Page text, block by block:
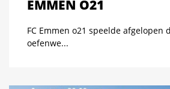
EMMEN O21
FC Emmen o21 speelde afgelopen
oefenwe...